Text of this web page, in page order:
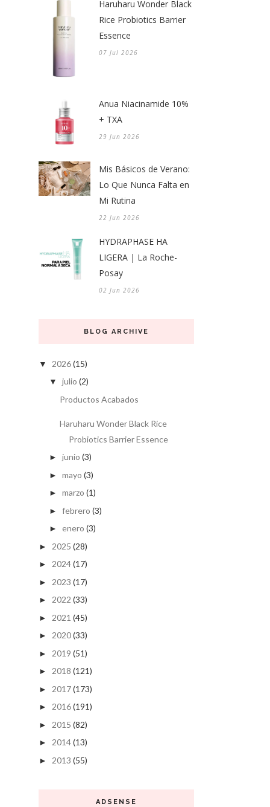
Haruharu Wonder Black
Rice Probiotics Barrier
Essence
07 Jul 2026
Anua Niacinamide 10%
+ TXA
29 Jun 2026
Mis Básicos de Verano:
Lo Que Nunca Falta en
Mi Rutina
22 Jun 2026
HYDRAPHASE HA
LIGERA | La Roche-
Posay
02 Jun 2026
BLOG ARCHIVE
▼ 2026(15)
▼ julio (2)
Productos Acabados
Haruharu Wonder Black Rice
Probiotics Barrier Essence
► junio (3)
► mayo (3)
► marzo (1)
► febrero (3)
► enero (3)
► 2025 (28)
► 2024(17)
► 2023 (17)
► 2022 (33)
► 2021 (45)
► 2020(33)
► 2019 (51)
► 2018 (121)
► 2017(173)
► 2016(191)
► 2015 (82)
► 2014(13)
► 2013 (55)
ADSENSE